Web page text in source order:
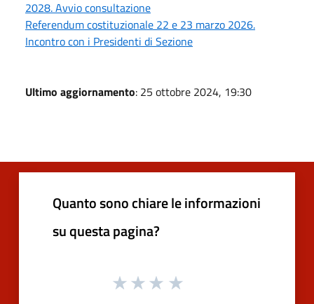
2028. Avvio consultazione
Referendum costituzionale 22 e 23 marzo 2026.
Incontro con i Presidenti di Sezione
Ultimo aggiornamento: 25 ottobre 2024, 19:30
Quanto sono chiare le informazioni
su questa pagina?